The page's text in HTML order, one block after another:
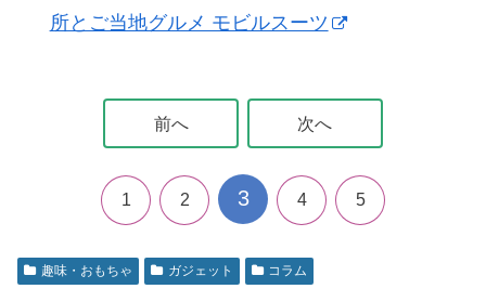
所とご当地グルメ モビルスーツ
前へ 次へ
1 2 3 4 5
趣味・おもちゃ ガジェット コラム